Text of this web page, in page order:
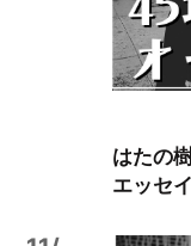
はたの
エッセ